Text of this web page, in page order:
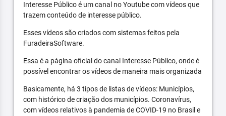
Interesse Público é um canal no Youtube com vídeos que
trazem conteúdo de interesse público.
Esses vídeos são criados com sistemas feitos pela
FuradeiraSoftware.
Essa é a página oficial do canal Interesse Público, onde é
possível encontrar os vídeos de maneira mais organizada
Basicamente, há 3 tipos de listas de vídeos: Municípios,
com histórico de criação dos municípios. Coronavírus,
com vídeos relativos à pandemia de COVID-19 no Brasil e